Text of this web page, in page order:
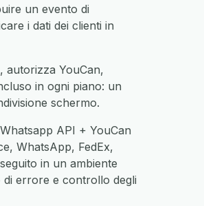
un evento di
i dati dei clienti in
autorizza YouCan,
in ogni piano: un
schermo.
API + YouCan
WhatsApp, FedEx,
in un ambiente
di errore e controllo degli